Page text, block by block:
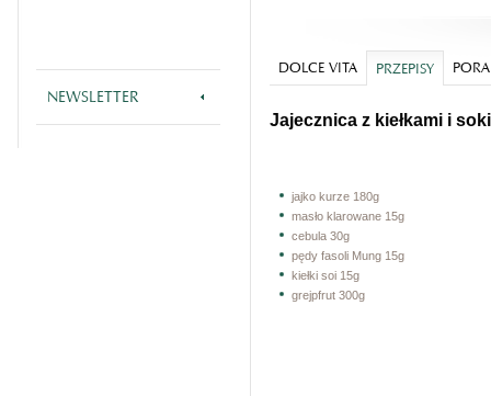
NEWSLETTER
DOLCE VITA PRZEPISY
Jajecznica z kiełkami i
jajko kurze 180g
masło klarowane 15g
cebula 30g
pędy fasoli Mung 15g
kiełki soi 15g
grejpfrut 300g